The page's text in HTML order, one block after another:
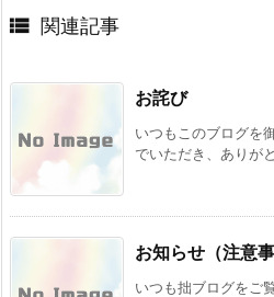
 関連記事
お詫び
いつもこのブログを
でいただき、ありが
お知らせ（注意事
いつも拙ブログをご